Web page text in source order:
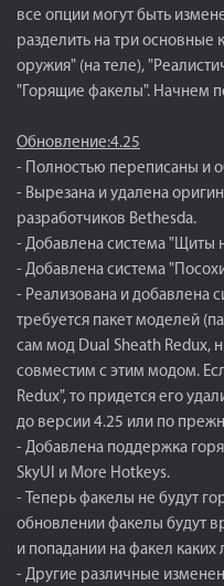
все опции могут быть
разделить на три основные
оружия" (на теле),
"Горящие факелы". Начнем
Обновление:4.25
- Полностью переписаны и
- Вырезана и удалена
разработчиков Bethesda.
- Добавлена система "Щиты
- Добавлена система
- Реализована и добавлена
требуется пакет моделей
сам мод Dual Sheath Redux,
совместим с этим модом.
Redux", то придется его
до версии 4.25 или по
- Добавлена поддержка
SkyUI и More Hotkeys.
- Теперь факелы не будут
обновлении факелы будут
и попадании на факел каких
- Другие различные